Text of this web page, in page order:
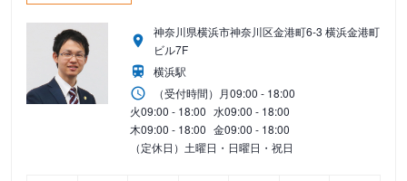
神奈川県横浜市神奈川区金港町6-3 横浜金港町
ビル7F
横浜駅
（受付時間） 月09:00 - 18:00
火09:00 - 18:00 水09:00 - 18:00
木09:00 - 18:00 金09:00 - 18:00
（定休日）土曜日・日曜日・祝日